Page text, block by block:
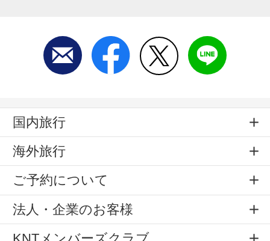
国内旅行
海外旅行
ご予約について
法人・企業のお客様